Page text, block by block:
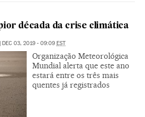
década da crise climática
| DEC 03, 2019 - 09:09 EST
Organização Meteorológica
Mundial alerta que este ano
estará entre os três mais
quentes já registrados